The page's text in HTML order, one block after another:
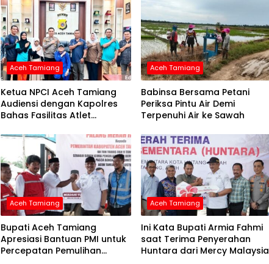
Aceh Tamiang
Ketua NPCI Aceh Tamiang
Audiensi dengan Kapolres
Bahas Fasilitas Atlet
Aceh Tamiang
Babinsa Bersama Petani
Periksa Pintu Air Demi
Terpenuhi Air ke Sawah
Aceh Tamiang
Bupati Aceh Tamiang
Apresiasi Bantuan PMI untuk
Percepatan Pemulihan
Aceh Tamiang
Ini Kata Bupati Armia Fahmi
saat Terima Penyerahan
Huntara dari Mercy Malaysia